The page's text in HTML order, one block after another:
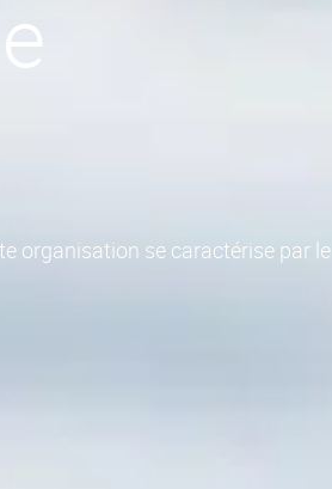
organisation se caractérise par le